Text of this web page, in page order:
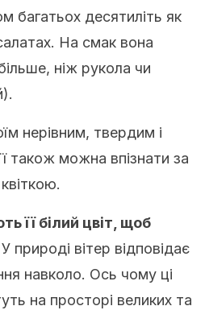
багатьох десятиліть як
На смак вона
ніж рукола чи
нерівним, твердим і
також можна впізнати за
її білий цвіт, щоб
У природі вітер відповідає
навколо. Ось чому ці
на просторі великих та